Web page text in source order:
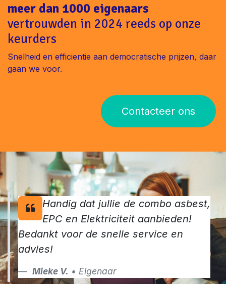
meer dan 1000 eigenaars
vertrouwden in 2024 reeds op onze
keurders
Snelheid en efficientie aan democratische prijzen, daar
gaan we voor.
Contacteer ons
Handig dat jullie de combo asbest,
EPC en Elektriciteit aanbieden!
Bedankt voor de snelle service en
advies!
Mieke V. • Eigenaar